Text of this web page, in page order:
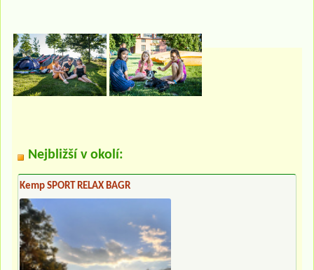
Nejbližší v okolí:
Kemp SPORT RELAX BAGR